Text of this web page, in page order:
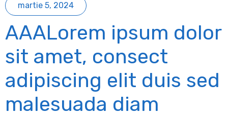
martie 5, 2024
AAALorem ipsum dolor
sit amet, consect
adipiscing elit duis sed
malesuada diam